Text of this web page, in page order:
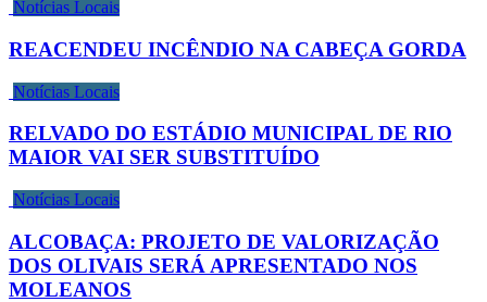
Notícias Locais
REACENDEU INCÊNDIO NA CABEÇA GORDA
Notícias Locais
RELVADO DO ESTÁDIO MUNICIPAL DE RIO
MAIOR VAI SER SUBSTITUÍDO
Notícias Locais
ALCOBAÇA: PROJETO DE VALORIZAÇÃO
DOS OLIVAIS SERÁ APRESENTADO NOS
MOLEANOS